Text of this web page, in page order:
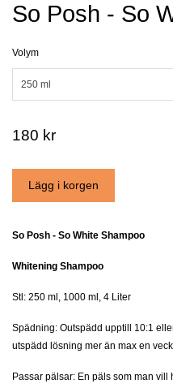
So Posh - So
Volym
250 ml
180 kr
So Posh - So White Shampoo
Whitening Shampoo
Stl: 250 ml, 1000 ml, 4 Liter
Spädning: Outspädd upptill 10:1
utspädd lösning mer än max en
Passar pälsar: En päls som man vill